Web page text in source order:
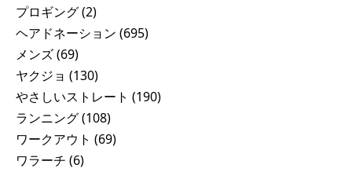
プロギング(2)
ヘアドネーション (695)
メンズ(69)
ヤクジョ (130)
やさしいストレート (190)
ランニング(108)
ワークアウト (69)
ワラーチ (6)